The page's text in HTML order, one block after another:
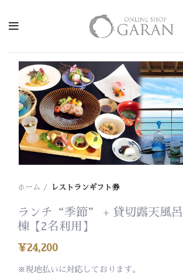
ホーム レストランギフト券
ランチ“季節” + 貸切露天風
棟【2名利用】
¥24,200
※現地払いに対応しております。